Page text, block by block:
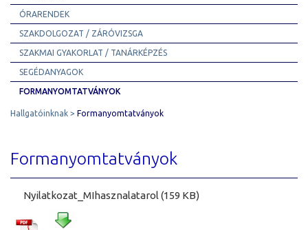
ÓRARENDEK
SZAKDOLGOZAT / ZÁRÓVIZSGA
SZAKMAI GYAKORLAT / TANÁRKÉPZÉS
SEGÉDANYAGOK
FORMANYOMTATVÁNYOK
Hallgatóinknak Formanyomtatványok
Formanyomtatványok
Nyilatkozat_MIhasznalatarol (159 KB)